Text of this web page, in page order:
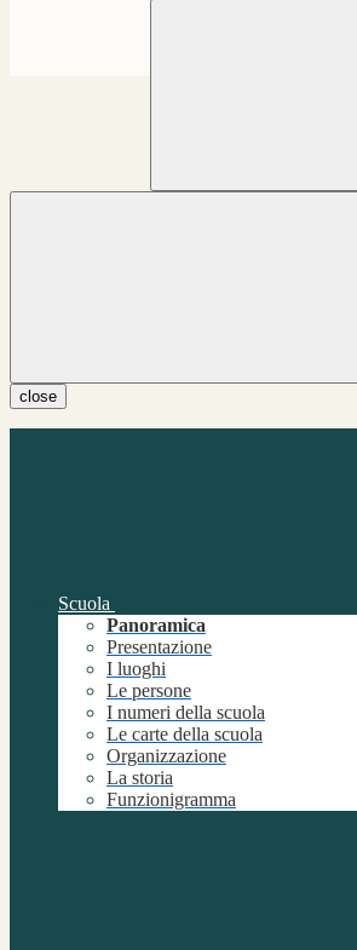
close
Scuola
Panoramica
Presentazione
I luoghi
Le persone
I numeri della scuola
Le carte della scuola
Organizzazione
La storia
Funzionigramma